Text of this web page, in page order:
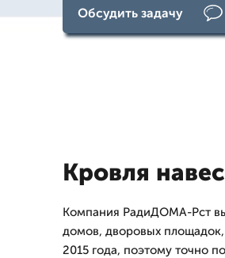
Обсудить задачу
Кровля
Компания РадиДОМА-Рст
домов, дворовых
2015 года, поэтому точно